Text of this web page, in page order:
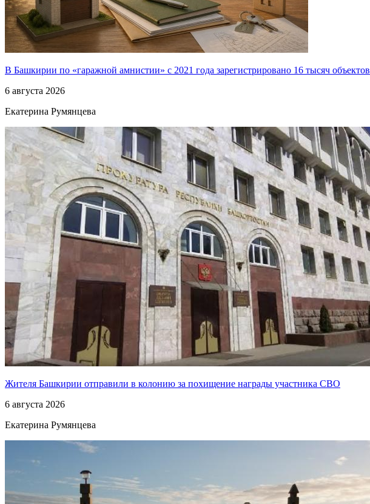
В Башкирии по «гаражной амнистии» с 2021 года зарегистрировано 16 тысяч объектов
6 августа 2026
Екатерина Румянцева
Жителя Башкирии отправили в колонию за похищение награды участника СВО
6 августа 2026
Екатерина Румянцева